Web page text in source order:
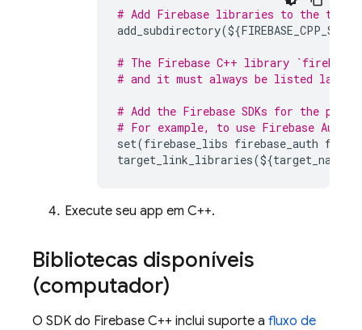
# Add Firebase libraries to the
add_subdirectory(${
# The Firebase C++ library
# and it must always be listed last.
# Add the Firebase SDKs for the
# For example, to use Firebase
set(firebase_libs firebase_auth
target_link_libraries(${target_name
Execute seu app em C++.
Bibliotecas disponíveis
(computador)
O SDK do Firebase C++ inclui suporte a fluxo de